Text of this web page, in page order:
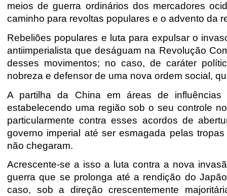
meios de guerra ordinários dos mercadores
caminho para revoltas populares e o advento da
Rebeliões populares e luta para expulsar o
antiimperialista que deságuam na Revolução
desses movimentos; no caso, de caráter
nobreza e defensor de uma nova ordem social,
A partilha da China em áreas de
estabelecendo uma região sob o seu controle
particularmente contra esses acordos de
governo imperial até ser esmagada pelas
não chegaram.
Acrescente-se a isso a luta contra a nova
guerra que se prolonga até a rendição do
caso, sob a direção crescentemente